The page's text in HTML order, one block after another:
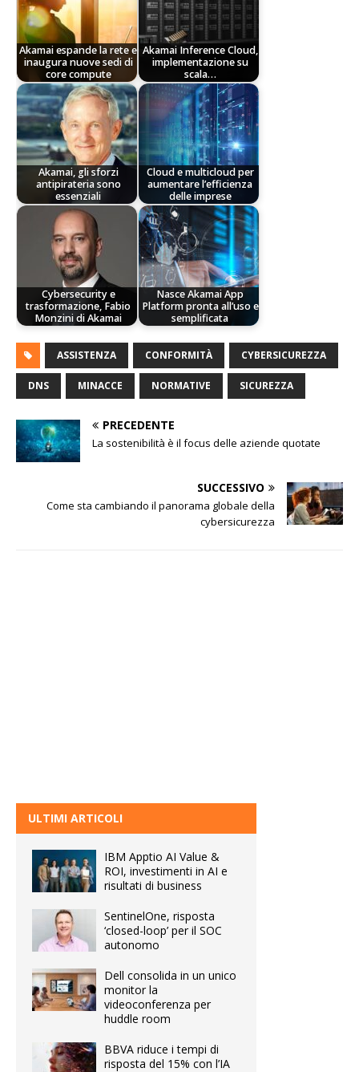
Akamai espande la rete e
inaugura nuove sedi di
core compute
Akamai Inference Cloud,
implementazione su
scala…
Akamai, gli sforzi
antipirateria sono
essenziali
Cloud e multicloud per
aumentare l’efficienza
delle imprese
Cybersecurity e
trasformazione, Fabio
Monzini di Akamai
Nasce Akamai App
Platform pronta all’uso e
semplificata
ASSISTENZA CONFORMITÀ CYBERSICUREZZA
DNS MINACCE NORMATIVE SICUREZZA
PRECEDENTE
La sostenibilità è il focus delle aziende quotate
SUCCESSIVO
Come sta cambiando il panorama globale della
cybersicurezza
ULTIMI ARTICOLI
IBM Apptio AI Value &
ROI, investimenti in AI e
risultati di business
SentinelOne, risposta
‘closed-loop’ per il SOC
autonomo
Dell consolida in un unico
monitor la
videoconferenza per
huddle room
BBVA riduce i tempi di
risposta del 15% con l’IA